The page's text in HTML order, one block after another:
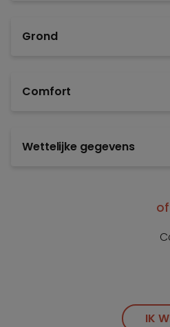
Grond
Comfort
Wettelijke gegevens
IK